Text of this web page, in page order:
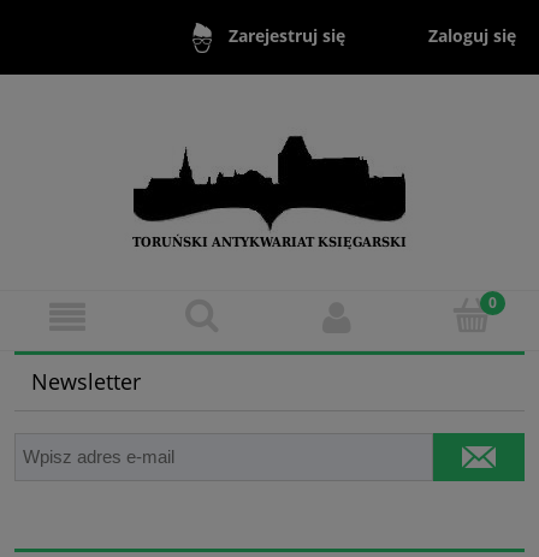
Zarejestruj się Zaloguj się
Newsletter